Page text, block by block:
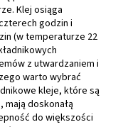
Klej osiąga
godzin i
(w temperaturze 22
z utwardzaniem i
warto wybrać
kleje, które są
doskonałą
do większości